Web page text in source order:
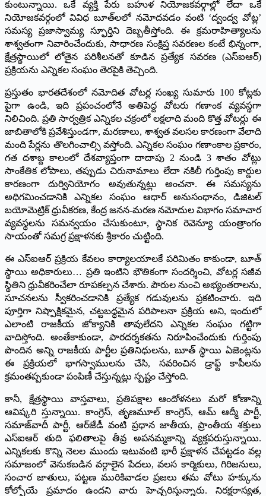
కుంటున్నాయి. ఒకే వ్యక్తి పేరు బహుళ నియోజకవర్గాల్లో లేదా ఒకే
నియోజకవర్గంలో వివిధ బూత్‌లలో నమోదవడం వంటి ‘ద్వంద్వ వోట్ల’
సమస్య ప్రజాస్వామ్య స్ఫూర్తిని దెబ్బతీస్తోంది. ఈ క్రమరాహిత్యాలను
శాశ్వతంగా నివారించేందుకు, సాధారణ సంక్షిప్త సవరణల కంటే భిన్నంగా,
క్షేత్రస్థాయిలో లోతైన పరిశీలనతో కూడిన ప్రత్యేక సవరణ (ఎస్ఐఆర్‌)
ప్రక్రియను ఎన్నికల సంఘం తెరపైకి తెచ్చింది.
ప్రస్తుతం భారతదేశంలో నమోదిత వోటర్ల సంఖ్య సుమారు 100 కోట్లకు
పైగా ఉండి, ఇది ప్రపంచంలోనే అతిపెద్ద వోటరు గణాంక వ్యవస్థగా
నిలిచింది. ప్రతి సార్వత్రిక ఎన్నికల చక్రంలో లక్షలాది మంది కొత్త వోటర్లు ఈ
జాబితాలోకి ప్రవేశిస్తుండగా, మరణాలు, శాశ్వత వలసల కారణంగా వేలాది
మంది పేర్లను తొలగించాల్సి వస్తోంది. ఎన్నికల సంఘం గణాంకాల ప్రకారం,
గత దశాబ్ద కాలంలో దేశవ్యాప్తంగా దాదాపు 2 నుండి 3 శాతం వోట్లు
సాంకేతిక లోపాలు, తప్పుడు చిరునామాలు లేదా నకిలీ గుర్తింపు కార్డుల
కారణంగా దుర్వినియోగం అవుతున్నట్లు అంచనా. ఈ సమస్యను
అధిగమించడానికి ఎన్నికల సంఘం ఆధార్ అనుసంధానం, డిజిటల్
బయోమెట్రిక్ ధ్రువీకరణ, కేంద్ర జనన-మరణ నమోదుల విభాగం సమాచార
వ్యవస్థలను సమన్వయం చేసుకుంటూ, స్థానిక రెవెన్యూ యంత్రాంగం
సాయంతో సమగ్ర ప్రక్షాళనకు శ్రీకారం చుట్టింది.
ఈ ఎస్ఐఆర్‌ ప్రక్రియ కేవలం కార్యాలయాలకే పరిమితం కాకుండా, బూత్
స్థాయి అధికారులు… ప్రతి ఇంటిని భౌతికంగా సందర్శించి, వోటర్ల సజీవ
స్థితిని ధ్రువీకరించేలా రూపకల్పన చేశారు. పౌరుల నుంచి అభ్యంతరాలను,
సూచనలను స్వీకరించడానికి ప్రత్యేక గడువులను ప్రకటించారు. ఇది
పూర్తిగా నిష్పాక్షికమైన, చట్టబద్ధమైన పరిపాలనా ప్రక్రియ అని, ఇందులో
ఎలాంటి రాజకీయ జోక్యానికి తావులేదని ఎన్నికల సంఘం గట్టిగా
వాదిస్తోంది. అంతేకాకుండా, పారదర్శకతను నిరూపించేందుకు గుర్తింపు
పొందిన అన్ని రాజకీయ పార్టీల ప్రతినిధులను, బూత్ స్థాయి ఏజెంట్లను
ఈ ప్రక్రియలో భాగస్వాములను చేసి, సవరించిన డ్రాఫ్ట్ కాపీలను
క్రమంతప్పకుండా పంపిణీ చేస్తున్నట్లు స్పష్టం చేస్తోంది.
కానీ, క్షేత్రస్థాయి వాస్తవాలు, ప్రతిపక్షాల ఆందోళనలు మరో కోణాన్ని
ఆవిష్కరి స్తున్నాయి. కాంగ్రెస్‌, తృణమూల్ కాంగ్రెస్‌, ఆమ్ ఆద్మీ పార్టీ,
సమాజ్‌వాదీ పార్టీ, ఆర్‌జేడీ వంటి ప్రధాన జాతీయ, ప్రాంతీయ శక్తులు
ఎస్ఐఆర్‌ తుది ఫలితాలపై తీవ్ర అపనమ్మకాన్ని వ్యక్తపరుస్తున్నాయి.
ఎన్నికలకు కొన్ని నెలల ముందు ఇటువంటి భారీ ప్రక్షాళన చేపట్టడం వల్ల
సమాజంలో వెనుకబడిన వర్గాలైన పేదలు, వలస కార్మికులు, గిరిజనులు,
సంచార జాతులు, పట్టణ మురికివాడల ప్రజలు తమ వోటు హక్కును
కోల్పోయే ప్రమాదం ఉందని వారు హెచ్చరిస్తున్నారు. నిరక్షరాస్యత,